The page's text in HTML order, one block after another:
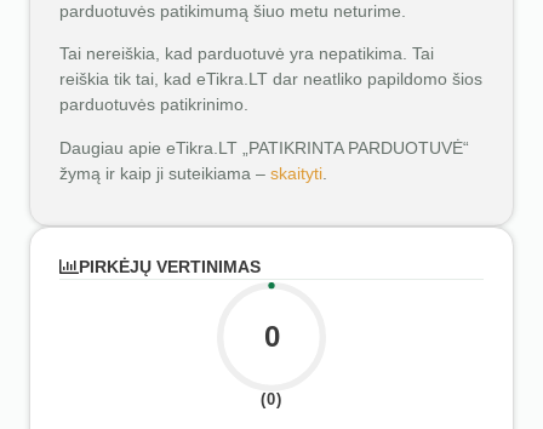
parduotuvės patikimumą šiuo metu neturime.
Tai nereiškia, kad parduotuvė yra nepatikima. Tai
reiškia tik tai, kad eTikra.LT dar neatliko papildomo šios
parduotuvės patikrinimo.
Daugiau apie eTikra.LT „PATIKRINTA PARDUOTUVĖ“
žymą ir kaip ji suteikiama – skaityti
PIRKĖJŲ VERTINIMAS
0
(0)